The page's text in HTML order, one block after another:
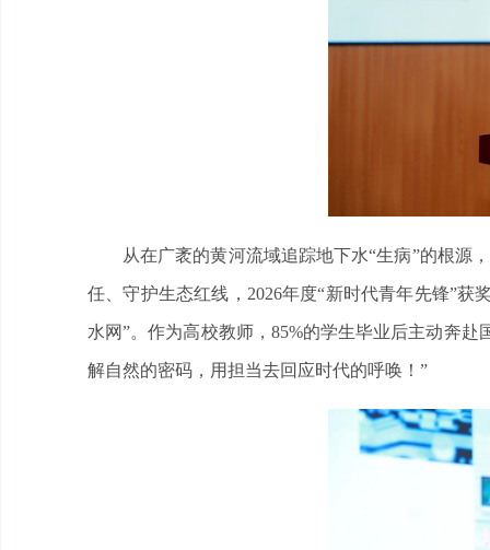
从在广袤的黄河流域追踪地下水“生病”的根源
任、守护生态红线，2026年度“新时代青年先锋”
水网”。作为高校教师，85%的学生毕业后主动奔
解自然的密码，用担当去回应时代的呼唤！”